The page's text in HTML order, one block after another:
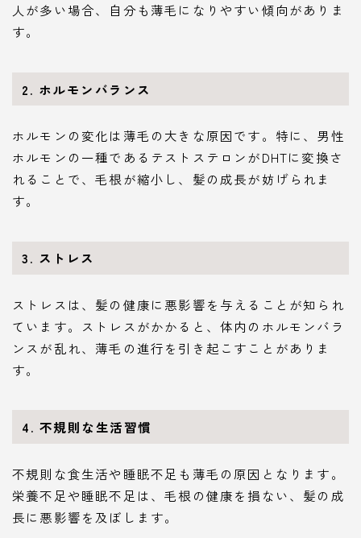
人が多い場合、自分も薄毛になりやすい傾向がありま
す。
2. ホルモンバランス
ホルモンの変化は薄毛の大きな原因です。特に、男性
ホルモンの一種であるテストステロンがDHTに変換さ
れることで、毛根が縮小し、髪の成長が妨げられま
す。
3. ストレス
ストレスは、髪の健康に悪影響を与えることが知られ
ています。ストレスがかかると、体内のホルモンバラ
ンスが乱れ、薄毛の進行を引き起こすことがありま
す。
4. 不規則な生活習慣
不規則な食生活や睡眠不足も薄毛の原因となります。
栄養不足や睡眠不足は、毛根の健康を損ない、髪の成
長に悪影響を及ぼします。